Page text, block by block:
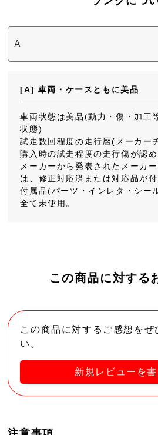
[A] 車両・ケースともに美品
車両状態は美品(動力・傷・加工
状態)
試走数回程度の走行暦(メーカー
購入時の試走程度の走行傷が認
メーカーから発表されたメーカ
は、修正対応済または対応品が付
付属品(パーツ・インレタ・シー
全て未使用。
この商品に対する
この商品に対するご感想をぜ
い。
新規レビューを